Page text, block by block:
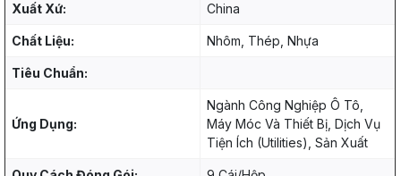
Xuất Xứ: China
Chất Liệu: Nhôm, Thép, Nhựa
Tiêu Chuẩn:
Ứng Dụng:
Ngành Công Nghiệp Ô Tô,
Máy Móc Và Thiết Bị, Dịch Vụ
Tiện Ích (Utilities), Sản Xuất